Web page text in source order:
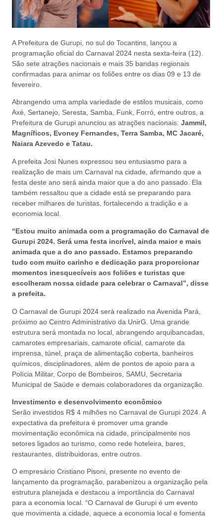
A Prefeitura de Gurupi, no sul do Tocantins, lançou a
programação oficial do Carnaval 2024 nesta sexta-feira (12).
São sete atrações nacionais e mais 35 bandas regionais
confirmadas para animar os foliões entre os dias 09 e 13 de
fevereiro.
Abrangendo uma ampla variedade de estilos musicais, como
Axé, Sertanejo, Seresta, Samba, Funk, Forró, entre outros, a
Prefeitura de Gurupi anunciou as atrações nacionais: Jammil,
Magníficos, Evoney Fernandes, Terra Samba, MC Jacaré,
Naiara Azevedo e Tatau.
A prefeita Josi Nunes expressou seu entusiasmo para a
realização de mais um Carnaval na cidade, afirmando que a
festa deste ano será ainda maior que a do ano passado. Ela
também ressaltou que a cidade está se preparando para
receber milhares de turistas, fortalecendo a tradição e a
economia local.
“Estou muito animada com a programação do Carnaval de
Gurupi 2024. Será uma festa incrível, ainda maior e mais
animada que a do ano passado. Estamos preparando
tudo com muito carinho e dedicação para proporcionar
momentos inesquecíveis aos foliões e turistas que
escolheram nossa cidade para celebrar o Carnaval”, disse
a prefeita.
O Carnaval de Gurupi 2024 será realizado na Avenida Pará,
próximo ao Centro Administrativo da UnirG. Uma grande
estrutura será montada no local, abrangendo arquibancadas,
camarotes empresariais, camarote oficial, camarote da
imprensa, túnel, praça de alimentação coberta, banheiros
químicos, disciplinadores, além de pontos de apoio para a
Polícia Militar, Corpo de Bombeiros, SAMU, Secretaria
Municipal de Saúde e demais colaboradores da organização.
Investimento e desenvolvimento econômico
Serão investidos R$ 4 milhões no Carnaval de Gurupi 2024. A
expectativa da prefeitura é promover uma grande
movimentação econômica na cidade, principalmente nos
setores ligados ao turismo, como rede hoteleira, bares,
restaurantes, distribuidoras, entre outros.
O empresário Cristiano Pisoni, presente no evento de
lançamento da programação, parabenizou a organização pela
estrutura planejada e destacou a importância do Carnaval
para a economia local. “O Carnaval de Gurupi é um evento
que movimenta a cidade, aquece a economia local e fomenta